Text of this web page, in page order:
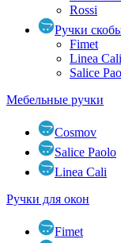
Rossi
Ручки
Fimet
Linea Cali
Salice
Мебельные ручки
Cosmov
Salice Paolo
Linea Cali
Ручки для окон
Fimet